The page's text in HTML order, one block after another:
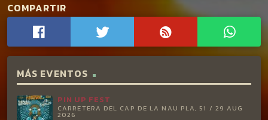
COMPARTIR
MÁS EVENTOS
PIN UP FEST
CARRETERA DEL CAP DE LA NAU PLA, 51 / 29 AUG
2026